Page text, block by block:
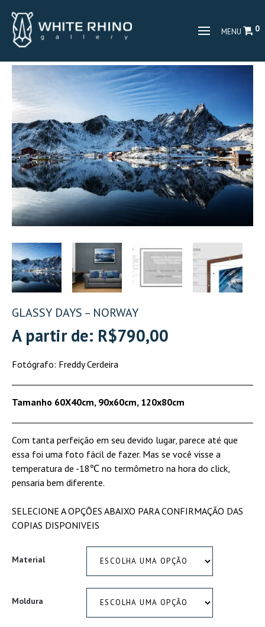
MENU 0
GLASSY DAYS – NORWAY
A partir de: R$790,00
Fotógrafo: Freddy Cerdeira
Tamanho 60X40cm, 90x60cm, 120x80cm
Com tanta perfeição em seu devido lugar, parece até que
essa foi uma foto fácil de fazer. Mas se você visse a
temperatura de -18℃ no termômetro na hora do click,
pensaria bem diferente.
SELECIONE A OPÇÕES ABAIXO PARA CONFIRMAÇÃO DAS
COPIAS DISPONIVEIS
Material
Moldura